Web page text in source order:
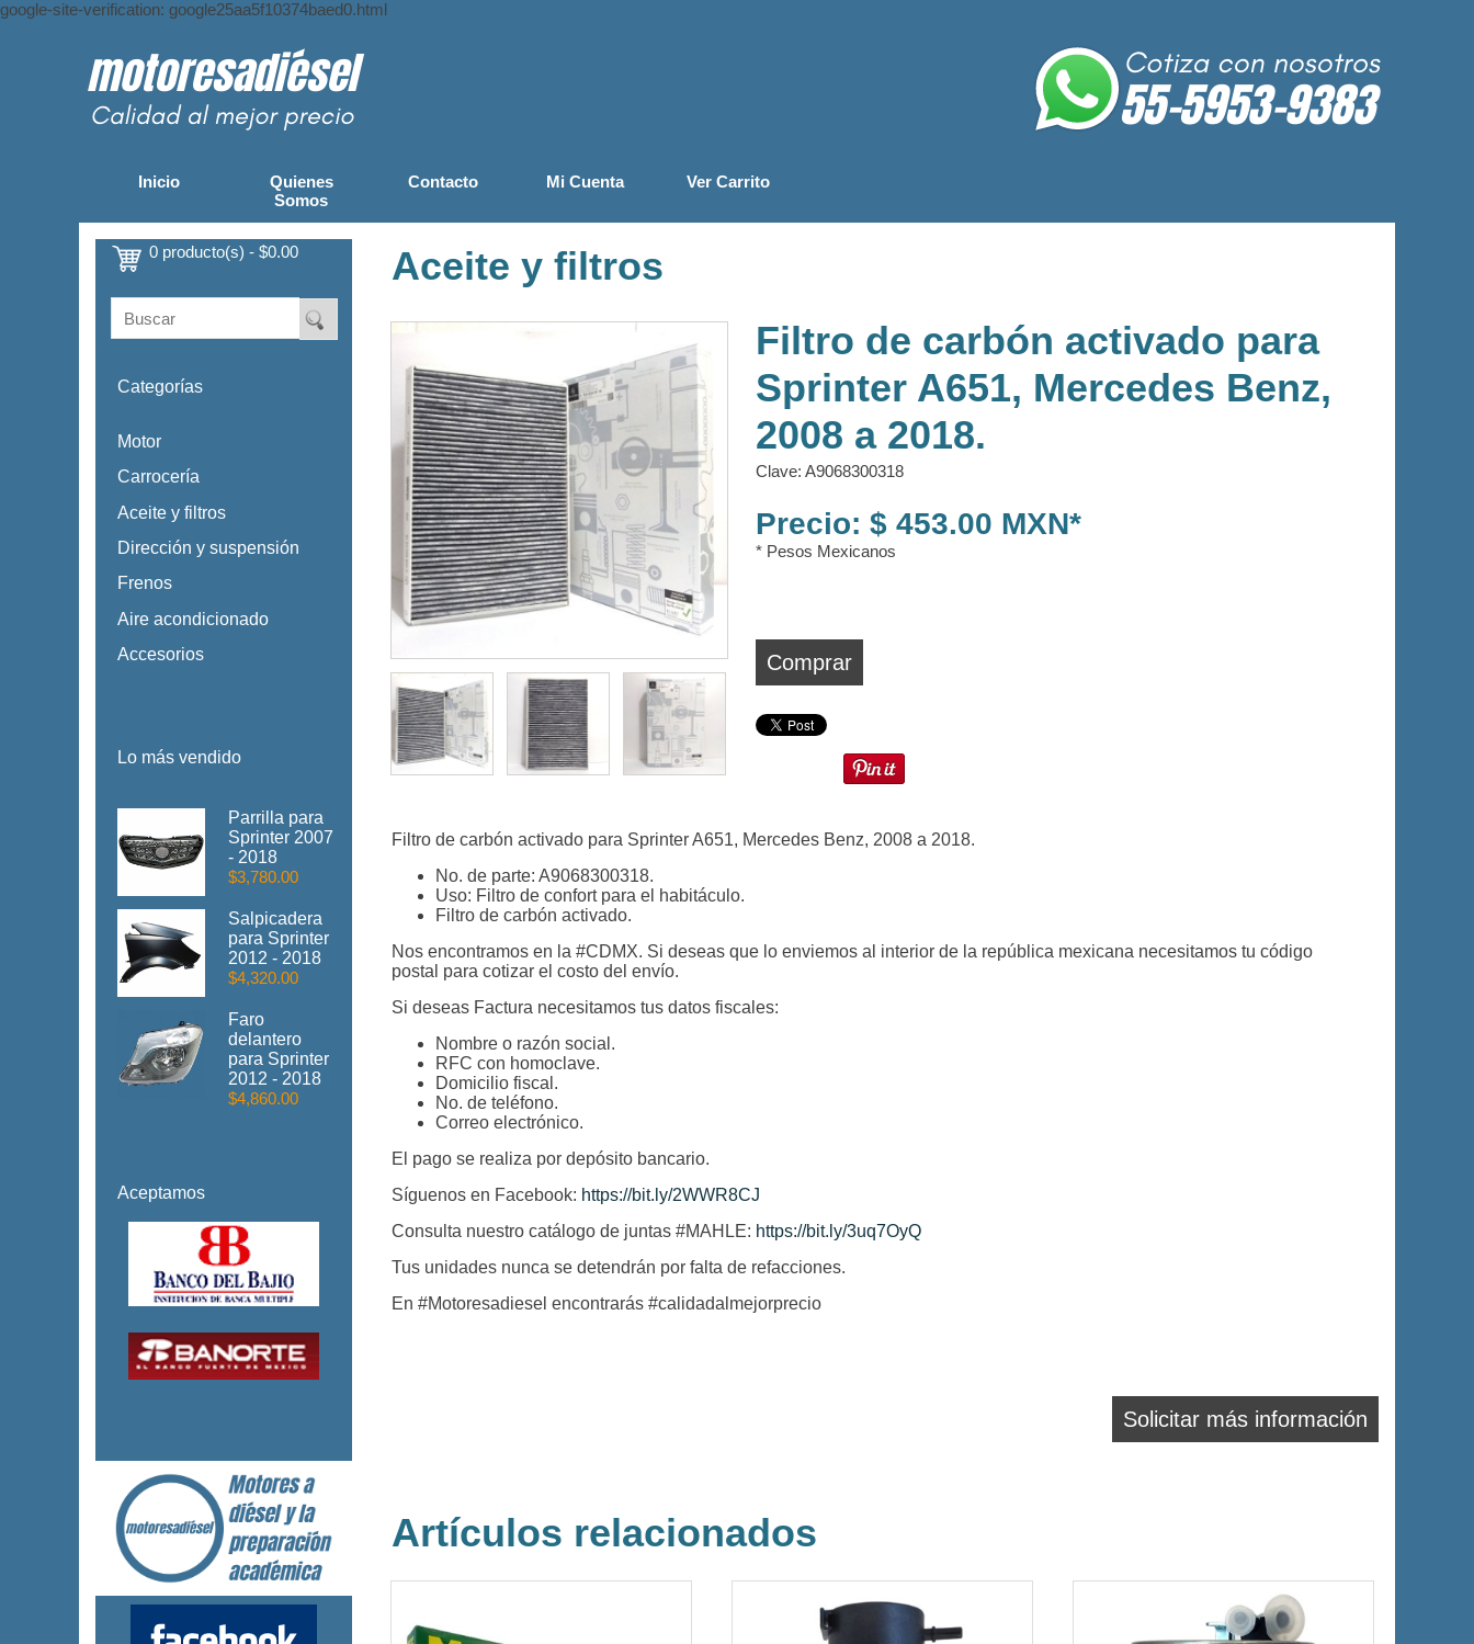
google-site-verification: google25aa5f10374baed0.html
Inicio
Quienes
Somos
Contacto Mi Cuenta Ver Carrito
0 producto(s) - $0.00
Categorías
Motor
Carrocería
Aceite y filtros
Dirección y suspensión
Frenos
Aire acondicionado
Accesorios
Lo más vendido
Parrilla para
Sprinter 2007
- 2018
$3,780.00
Salpicadera
para Sprinter
2012 - 2018
$4,320.00
Faro
delantero
para Sprinter
2012 - 2018
$4,860.00
Aceptamos
Aceite y filtros
Filtro de carbón activado para
Sprinter A651, Mercedes Benz,
2008 a 2018.
Clave: A9068300318
Precio: $ 453.00 MXN*
* Pesos Mexicanos
Comprar
Filtro de carbón activado para Sprinter A651, Mercedes Benz, 2008 a 2018.
No. de parte: A9068300318.
Uso: Filtro de confort para el habitáculo.
Filtro de carbón activado.
Nos encontramos en la #CDMX. Si deseas que lo enviemos al interior de la república mexicana necesitamos tu código
postal para cotizar el costo del envío.
Si deseas Factura necesitamos tus datos fiscales:
Nombre o razón social.
RFC con homoclave.
Domicilio fiscal.
No. de teléfono.
Correo electrónico.
El pago se realiza por depósito bancario.
Síguenos en Facebook: https://bit.ly/2WWR8CJ
Consulta nuestro catálogo de juntas #MAHLE: https://bit.ly/3uq7OyQ
Tus unidades nunca se detendrán por falta de refacciones.
En #Motoresadiesel encontrarás #calidadalmejorprecio
Solicitar más información
Artículos relacionados